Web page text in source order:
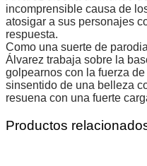
incomprensible causa de
atosigar a sus personajes
respuesta.
Como una suerte de
Álvarez trabaja sobre la
golpearnos con la fuerza
sinsentido de una belleza
resuena con una fuerte
Productos